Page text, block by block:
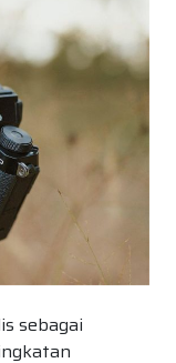
sebagai